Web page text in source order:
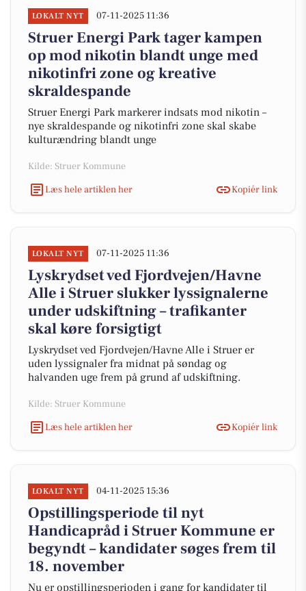
LOKALT NYT 07-11-2025 11:36
Struer Energi Park tager kampen
op mod nikotin blandt unge med
nikotinfri zone og kreative
skraldespande
Struer Energi Park markerer indsats mod nikotin –
nye skraldespande og nikotinfri zone skal skabe
kulturændring blandt unge
Kilde: Struer Kommune
Læs hele artiklen her
Kopiér link
LOKALT NYT 07-11-2025 11:36
Lyskrydset ved Fjordvejen/Havne
Alle i Struer slukker lyssignalerne
under udskiftning – trafikanter
skal køre forsigtigt
Lyskrydset ved Fjordvejen/Havne Alle i Struer er
uden lyssignaler fra midnat på søndag og
halvanden uge frem på grund af udskiftning.
Kilde: Struer Kommune
Læs hele artiklen her
Kopiér link
LOKALT NYT 04-11-2025 15:36
Opstillingsperiode til nyt
Handicapråd i Struer Kommune er
begyndt – kandidater søges frem til
18. november
Nu er opstillingsperioden i gang for kandidater til